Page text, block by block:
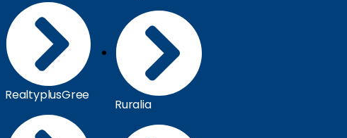
RealtyplusGree
Ruralia